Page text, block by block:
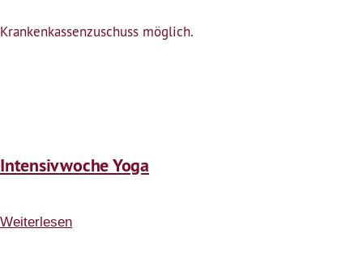
Krankenkassenzuschuss möglich.
Intensivwoche Yoga
Weiterlesen